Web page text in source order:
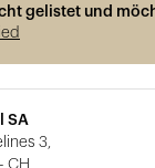
gelistet und
SA
3,
CH